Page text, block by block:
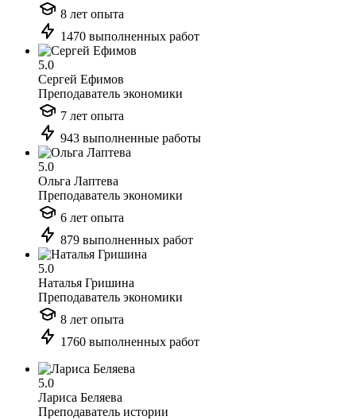
8 лет опыта
1470 выполненных работ
5.0
Сергей Ефимов
Преподаватель экономики
7 лет опыта
943 выполненные работы
5.0
Ольга Лаптева
Преподаватель экономики
6 лет опыта
879 выполненных работ
5.0
Наталья Гришина
Преподаватель экономики
8 лет опыта
1760 выполненных работ
5.0
Лариса Беляева
Преподаватель истории